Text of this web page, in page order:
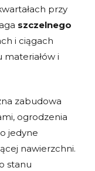
przy
szczelnego
i ciągach
i
zabudowa
ogrodzenia
jedyne
nawierzchni.
stanu